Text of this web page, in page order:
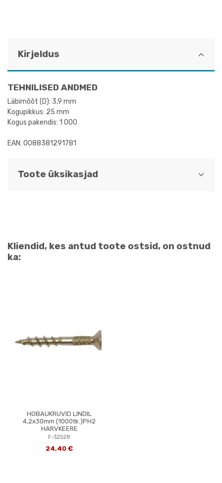
Kirjeldus
TEHNILISED ANDMED
Läbimõõt (D): 3,9 mm
Kogupikkus: 25 mm
Kogus pakendis: 1 000
EAN: 0088381291781
Toote üksikasjad
Kliendid, kes antud toote ostsid, on ostnud
ka:
HOBAUKRUVID LINDIL
4,2x30mm (1000tk.)PH2
HARVKEERE
F-32528
24,40 €